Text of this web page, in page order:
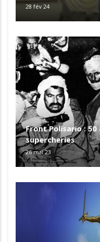
28 fév 24
Front Polisario :
supercheries
26 mai 23